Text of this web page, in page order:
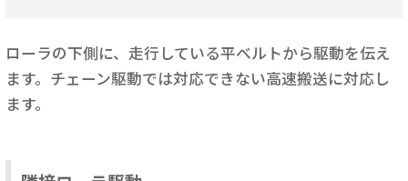
ローラの下側に、走行している平ベルトから駆動を伝え
ます。チェーン駆動では対応できない高速搬送に対応し
ます。